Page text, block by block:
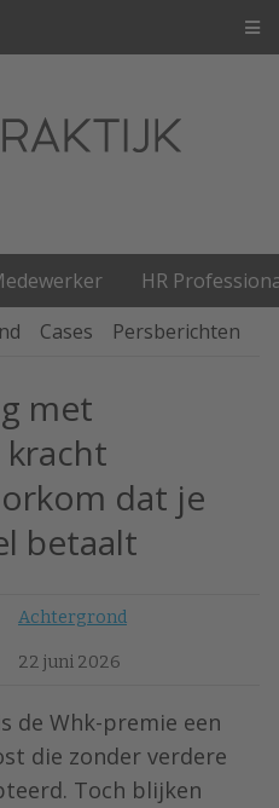
HR
Cases Persberichten
met
dat je
betaalt
Achtergrond
22 juni 2026
de Whk-premie een
die zonder verdere
Toch blijken